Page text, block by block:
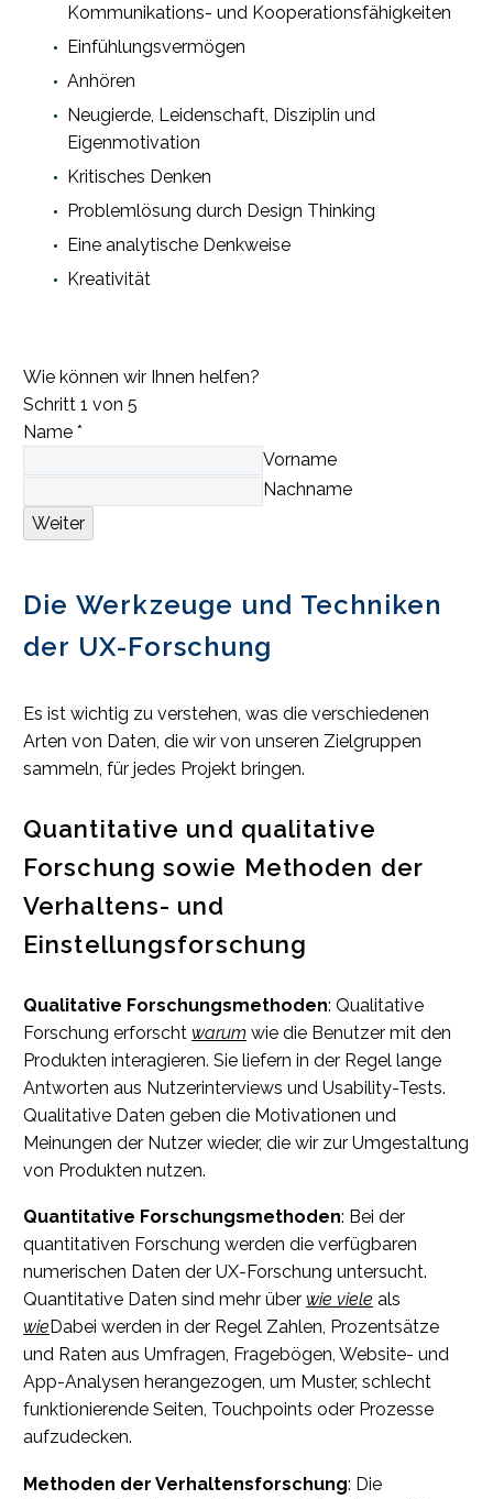
Kommunikations- und Kooperationsfähigkeiten
Einfühlungsvermögen
Anhören
Neugierde, Leidenschaft, Disziplin und
Eigenmotivation
Kritisches Denken
Problemlösung durch Design Thinking
Eine analytische Denkweise
Kreativität
Wie können wir Ihnen helfen?
Schritt 1 von 5
Name *
Vorname
Nachname
Weiter
Die Werkzeuge und Techniken
der UX-Forschung
Es ist wichtig zu verstehen, was die verschiedenen
Arten von Daten, die wir von unseren Zielgruppen
sammeln, für jedes Projekt bringen.
Quantitative und qualitative
Forschung sowie Methoden der
Verhaltens- und
Einstellungsforschung
Qualitative Forschungsmethoden: Qualitative
Forschung erforscht warum wie die Benutzer mit den
Produkten interagieren. Sie liefern in der Regel lange
Antworten aus Nutzerinterviews und Usability-Tests.
Qualitative Daten geben die Motivationen und
Meinungen der Nutzer wieder, die wir zur Umgestaltung
von Produkten nutzen.
Quantitative Forschungsmethoden: Bei der
quantitativen Forschung werden die verfügbaren
numerischen Daten der UX-Forschung untersucht.
Quantitative Daten sind mehr über wie viele als
wie Dabei werden in der Regel Zahlen, Prozentsätze
und Raten aus Umfragen, Fragebögen, Website- und
App-Analysen herangezogen, um Muster, schlecht
funktionierende Seiten, Touchpoints oder Prozesse
aufzudecken.
Methoden der Verhaltensforschung: Die